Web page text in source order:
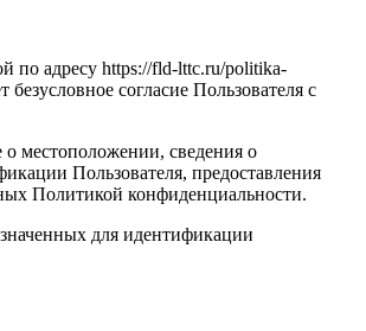
по адресу https://fld-lttc.ru/politika-
согласие Пользователя с
местоположении, сведения о
Пользователя, предоставления
Политикой конфиденциальности.
для идентификации